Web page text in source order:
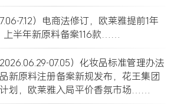
7.12）电商法修订，欧莱雅提前1年
上半年新原料备案116款……
07.05）化妆品标准管理办法
新原料注册备案新规发布，花王集团
划，欧莱雅入局平价香氛市场……